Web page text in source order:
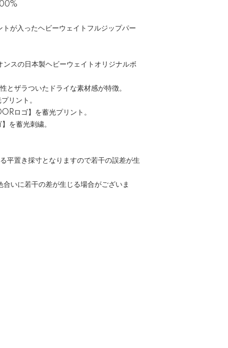
トが入ったヘビーウェイトフルジップパー
スの日本製ヘビーウェイトオリジナルボ
とザラついたドライな素材感が特徴。
リント。
ロゴ】を蓄光プリント。
を蓄光刺繍。
平置き採寸となりますので若干の誤差が生
いに若干の差が生じる場合がございま